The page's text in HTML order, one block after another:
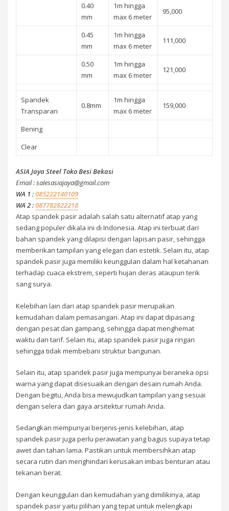
0.40
mm
1m hingga
max 6 meter
95,000
0.45
mm
1m hingga
max 6 meter
111,000
0.50
mm
1m hingga
max 6 meter
121,000
Spandek
Transparan
0.8mm
1m hingga
max 6 meter
159,000
Bening
Clear
ASIA Jaya Steel Toko Besi Bekasi
Email : salesasiajaya@gmail.com
WA 1 :085222140109
WA 2 :087782822218
Atap spandek pasir adalah salah satu alternatif atap yang
sedang populer dikala ini di Indonesia. Atap ini terbuat dari
bahan spandek yang dilapisi dengan lapisan pasir, sehingga
memberikan tampilan yang elegan dan estetik. Selain itu, atap
spandek pasir juga memiliki keunggulan dalam hal ketahanan
terhadap cuaca ekstrem, seperti hujan deras ataupun terik
sang surya.
Kelebihan lain dari atap spandek pasir merupakan
kemudahan dalam pemasangan. Atap ini dapat dipasang
dengan pesat dan gampang, sehingga dapat menghemat
waktu dan tarif. Selain itu, atap spandek pasir juga ringan
sehingga tidak membebani struktur bangunan.
Selain itu, atap spandek pasir juga mempunyai beraneka opsi
warna yang dapat disesuaikan dengan desain rumah Anda.
Dengan begitu, Anda bisa mewujudkan tampilan yang sesuai
dengan selera dan gaya arsitektur rumah Anda.
Sedangkan mempunyai berjenis-jenis kelebihan, atap
spandek pasir juga perlu perawatan yang bagus supaya tetap
awet dan tahan lama. Pastikan untuk membersihkan atap
secara rutin dan menghindari kerusakan imbas benturan atau
tekanan berat.
Dengan keunggulan dan kemudahan yang dimilikinya, atap
spandek pasir yaitu pilihan yang tepat untuk melengkapi